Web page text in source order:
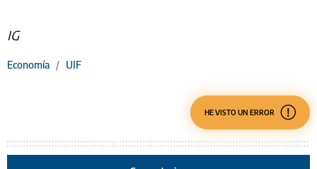
IG
Economía / UIF
HE VISTO UN ERROR